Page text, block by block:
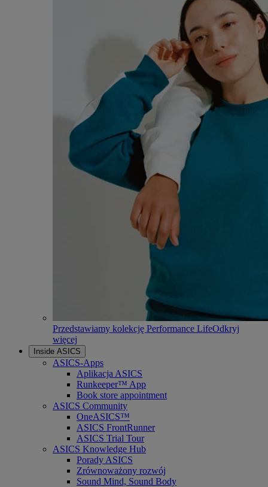
Przedstawiamy kolekcję Performance LifeOdkryj
więcej
Inside ASICS
ASICS-Apps
Aplikacja ASICS
Runkeeper™ App
Book store appointment
ASICS Community
OneASICS™
ASICS FrontRunner
ASICS Trial Tour
ASICS Knowledge Hub
Porady ASICS
Zrównoważony rozwój
Sound Mind, Sound Body